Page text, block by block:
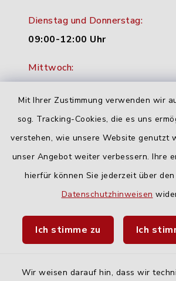
Mit Ihrer Zustimmung verwenden wir
sog. Tracking-Cookies, die es uns
verstehen, wie unsere Website genutzt
unser Angebot weiter verbessern. Ihre
hierfür können Sie jederzeit über
Datenschutzhinweisen
Ich stimme zu Ich
Wir weisen darauf hin, dass wir
Dienstag und Donnerstag:
09:00-12:00 Uhr
Mittwoch:
Freitag:
geschlossen
Quicklinks
Fahrplanauskunft DING